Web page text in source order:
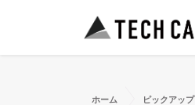
ホーム ピックアップ